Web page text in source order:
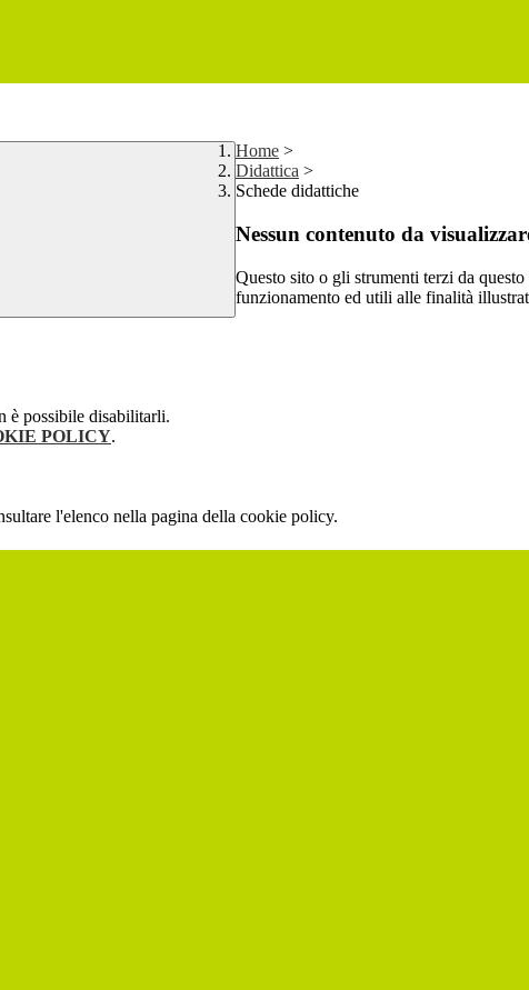
Home >
Didattica >
Schede didattiche
Nessun contenuto da
Questo sito o gli strumenti terzi da
funzionamento ed utili alle finalità
è possibile disabilitarli.
POLICY.
l'elenco nella pagina della cookie policy.